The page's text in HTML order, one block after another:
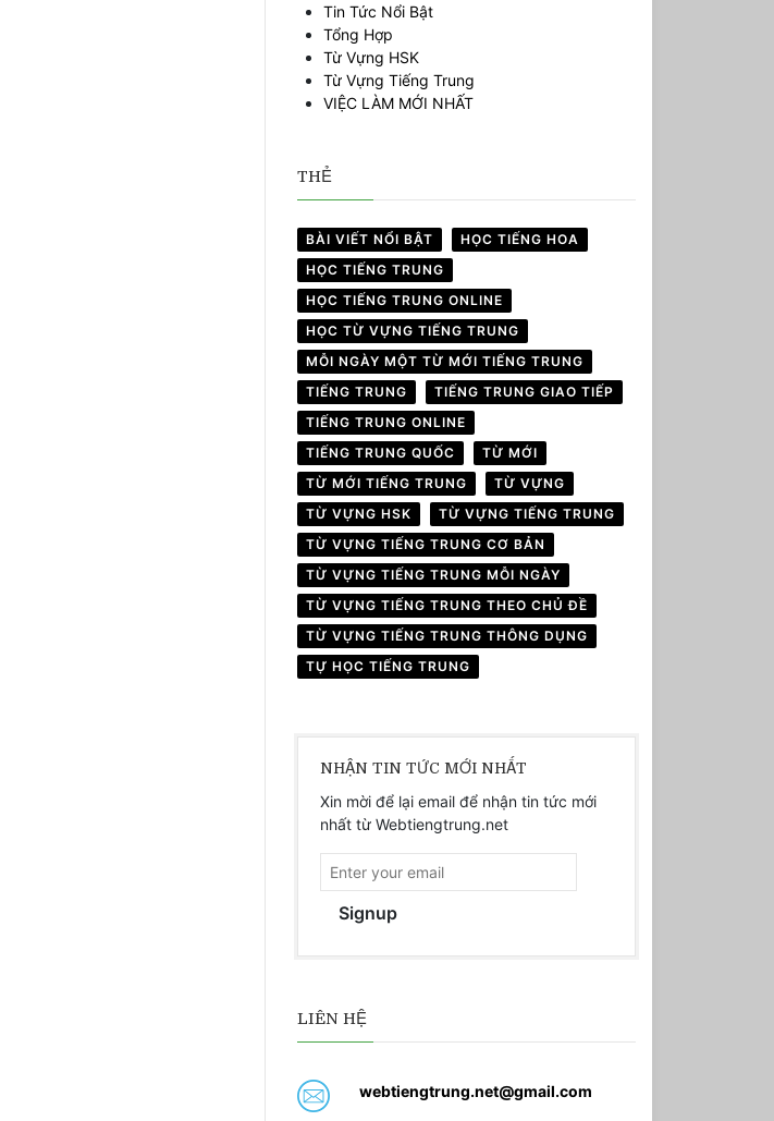
Tin Tức Nổi Bật
Tổng Hợp
Từ Vựng HSK
Từ Vựng Tiếng Trung
VIỆC LÀM MỚI NHẤT
THẺ
BÀI VIẾT NỔI BẬT
HỌC TIẾNG HOA
HỌC TIẾNG TRUNG
HỌC TIẾNG TRUNG ONLINE
HỌC TỪ VỰNG TIẾNG TRUNG
MỖI NGÀY MỘT TỪ MỚI TIẾNG TRUNG
TIẾNG TRUNG
TIẾNG TRUNG GIAO TIẾP
TIẾNG TRUNG ONLINE
TIẾNG TRUNG QUỐC
TỪ MỚI
TỪ MỚI TIẾNG TRUNG
TỪ VỰNG
TỪ VỰNG HSK
TỪ VỰNG TIẾNG TRUNG
TỪ VỰNG TIẾNG TRUNG CƠ BẢN
TỪ VỰNG TIẾNG TRUNG MỖI NGÀY
TỪ VỰNG TIẾNG TRUNG THEO CHỦ ĐỀ
TỪ VỰNG TIẾNG TRUNG THÔNG DỤNG
TỰ HỌC TIẾNG TRUNG
NHẬN TIN TỨC MỚI NHẤT
Xin mời để lại email để nhận tin tức mới
nhất từ Webtiengtrung.net
Signup
LIÊN HỆ
webtiengtrung.net@gmail.com